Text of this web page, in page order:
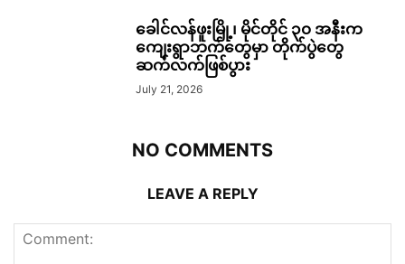
ခေါင်လန်ဖူးမြို့၊ မိုင်တိုင် ၃၀ အနီးက
ကျေးရွာဘက်တွေမှာ တိုက်ပွဲတွေ
ဆက်လက်ဖြစ်ပွား
July 21, 2026
NO COMMENTS
LEAVE A REPLY